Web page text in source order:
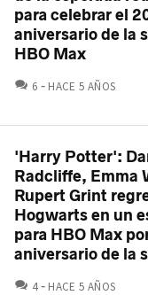
para celebrar el
aniversario de la
HBO Max
6 COMENTARIOS
HACE 5 AÑOS
'Harry Potter':
Radcliffe, Emma
Rupert Grint
Hogwarts en un
para HBO Max
aniversario de la
4 COMENTARIOS
HACE 5 AÑOS